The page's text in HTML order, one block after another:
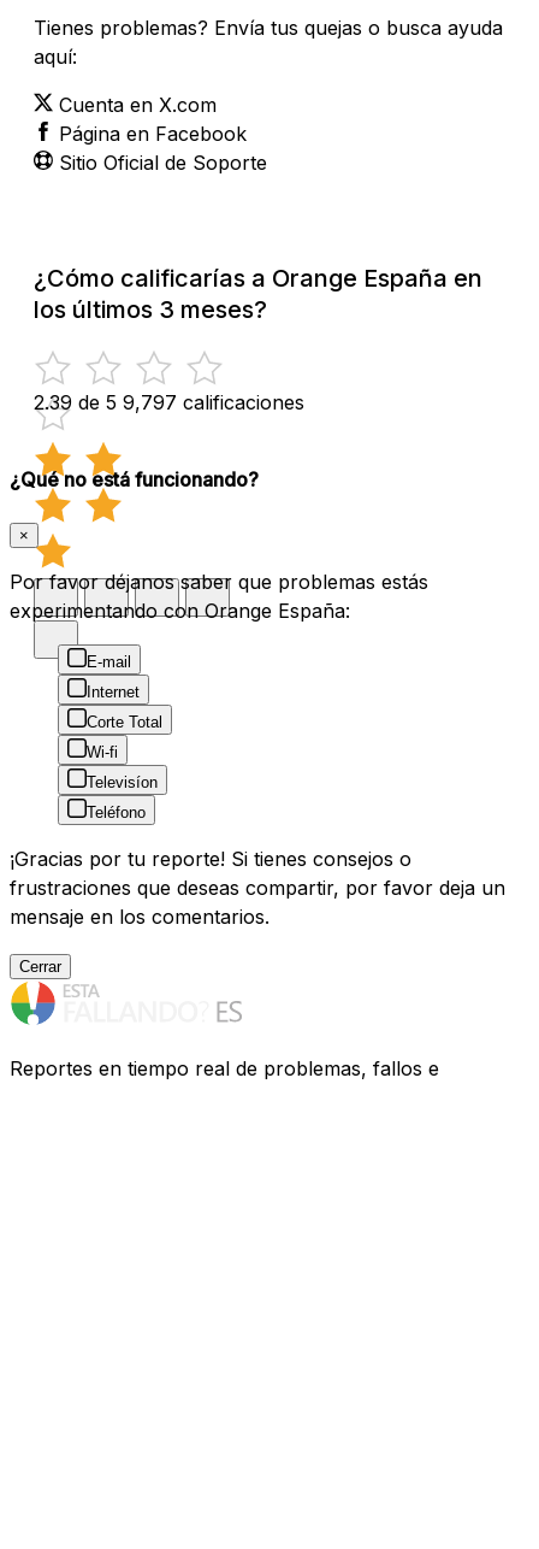
Tienes problemas? Envía tus quejas o busca ayuda
aquí:
Cuenta en X.com
Página en Facebook
Sitio Oficial de Soporte
¿Cómo calificarías a Orange España en
los últimos 3 meses?
2.39 de 5 9,797 calificaciones
¿Qué no está funcionando?
×
Por favor déjanos saber que problemas estás
experimentando con Orange España:
E-mail
Internet
Corte Total
Wi-fi
Televisíon
Teléfono
¡Gracias por tu reporte! Si tienes consejos o
frustraciones que deseas compartir, por favor deja un
mensaje en los comentarios.
Cerrar
Reportes en tiempo real de problemas, fallos e